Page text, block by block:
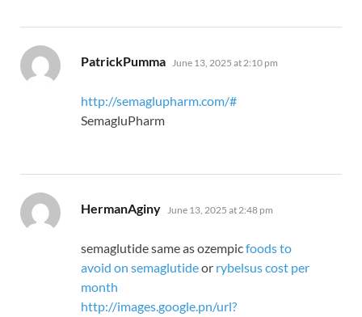
PatrickPumma says:
June 13, 2025 at 2:10 pm
http://semaglupharm.com/#
SemagluPharm
HermanAginy says:
June 13, 2025 at 2:48 pm
semaglutide same as ozempicfoods to
avoid on semaglutideor rybelsus cost per
month
http://images.google.pn/url?